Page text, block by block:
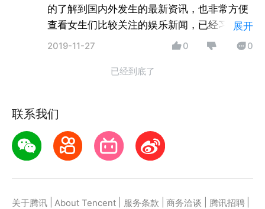
的了解到国内外发生的最新资讯，也非常方便
查看女生们比较关注的娱乐新闻，已经习惯性
的每天会时不时的打开刷一下新闻，不仅能了
展开
2019-11-27 0 0
已经到底了
联系我们
关于腾讯 About Tencent 服务条款 商务洽谈 腾讯招聘